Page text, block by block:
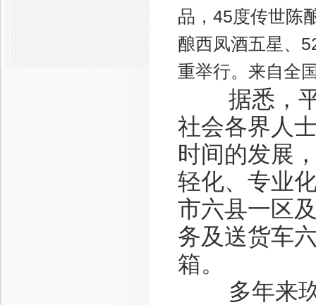
品，45度传世陈
酿西凤酒五星、
重举行。来自全
据悉，平
社会各界人
时间的发展
轻化、专业
市六县一区
务及送货车
箱。
多年来玖